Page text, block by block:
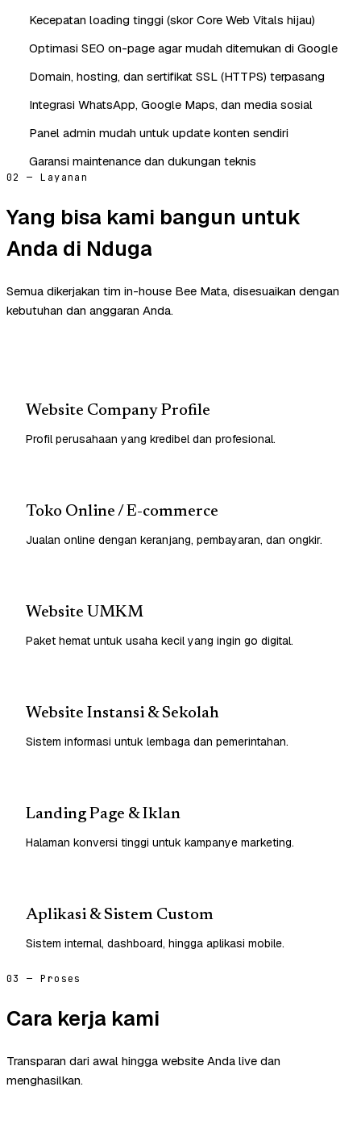
Kecepatan loading tinggi (skor Core Web Vitals hijau)
Optimasi SEO on-page agar mudah ditemukan di Google
Domain, hosting, dan sertifikat SSL (HTTPS) terpasang
Integrasi WhatsApp, Google Maps, dan media sosial
Panel admin mudah untuk update konten sendiri
Garansi maintenance dan dukungan teknis
02 — Layanan
Yang bisa kami bangun untuk
Anda di Nduga
Semua dikerjakan tim in-house Bee Mata, disesuaikan dengan
kebutuhan dan anggaran Anda.
Website Company Profile
Profil perusahaan yang kredibel dan profesional.
Toko Online / E-commerce
Jualan online dengan keranjang, pembayaran, dan ongkir.
Website UMKM
Paket hemat untuk usaha kecil yang ingin go digital.
Website Instansi & Sekolah
Sistem informasi untuk lembaga dan pemerintahan.
Landing Page & Iklan
Halaman konversi tinggi untuk kampanye marketing.
Aplikasi & Sistem Custom
Sistem internal, dashboard, hingga aplikasi mobile.
03 — Proses
Cara kerja kami
Transparan dari awal hingga website Anda live dan
menghasilkan.